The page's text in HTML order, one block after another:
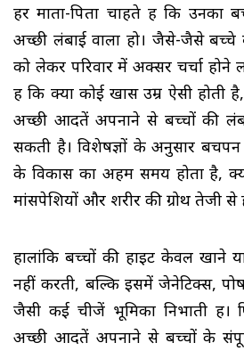
हर माता-पिता चाहते हैं कि उनका
अच्छी लंबाई वाला हो। जैसे-जैसे बच्चे
को लेकर परिवार में अक्सर चर्चा होने
हैं कि क्या कोई खास उम्र ऐसी होती
अच्छी आदतें अपनाने से बच्चों की
सकती है। विशेषज्ञों के अनुसार बचपन
के विकास का अहम समय होता है,
मांसपेशियों और शरीर की ग्रोथ तेजी से
हालांकि बच्चों की हाइट केवल खाने
नहीं करती, बल्कि इसमें जेनेटिक्स,
जैसी कई चीजें भूमिका निभाती हैं।
अच्छी आदतें अपनाने से बच्चों के